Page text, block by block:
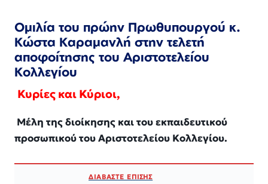
Ομιλία του πρώην Πρωθυπουργού κ.
Κώστα Καραμανλή στην τελετή
αποφοίτησης του Αριστοτελείου
Κολλεγίου
Κυρίες και Κύριοι,
Μέλη της διοίκησης και του εκπαιδευτικού
προσωπικού του Αριστοτελείου Κολλεγίου.
ΔΙΑΒΑΣΤΕ ΕΠΙΣΗΣ